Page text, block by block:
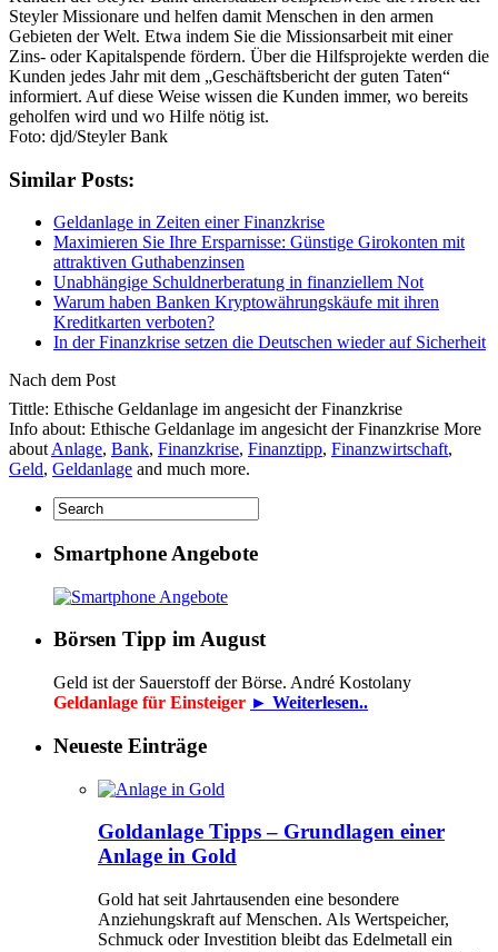
Steyler Missionare und helfen damit Menschen in den armen
Gebieten der Welt. Etwa indem Sie die Missionsarbeit mit einer
Zins- oder Kapitalspende fördern. Über die Hilfsprojekte werden die
Kunden jedes Jahr mit dem „Geschäftsbericht der guten Taten“
informiert. Auf diese Weise wissen die Kunden immer, wo bereits
geholfen wird und wo Hilfe nötig ist.
Foto: djd/Steyler Bank
Similar Posts:
Geldanlage in Zeiten einer Finanzkrise
Maximieren Sie Ihre Ersparnisse: Günstige Girokonten mit
attraktiven Guthabenzinsen
Unabhängige Schuldnerberatung in finanziellem Not
Warum haben Banken Kryptowährungskäufe mit ihren
Kreditkarten verboten?
In der Finanzkrise setzen die Deutschen wieder auf Sicherheit
Nach dem Post
Tittle: Ethische Geldanlage im angesicht der Finanzkrise
Info about: Ethische Geldanlage im angesicht der Finanzkrise More
about Anlage, Bank, Finanzkrise, Finanztipp, Finanzwirtschaft,
Geld, Geldanlage and much more.
Smartphone Angebote
Börsen Tipp im August
Geld ist der Sauerstoff der Börse. André Kostolany
Geldanlage für Einsteiger ► Weiterlesen..
Neueste Einträge
Goldanlage Tipps – Grundlagen einer
Anlage in Gold
Gold hat seit Jahrtausenden eine besondere
Anziehungskraft auf Menschen. Als Wertspeicher,
Schmuck oder Investition bleibt das Edelmetall ein